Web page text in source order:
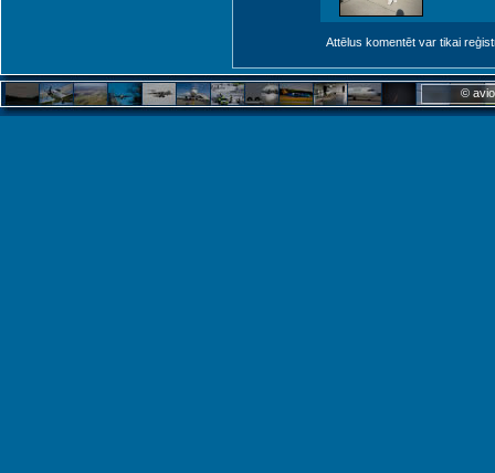
Attēlus komentēt var tikai
©